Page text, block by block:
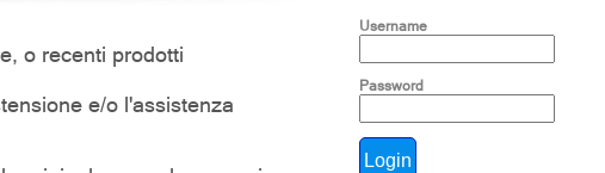
o recenti prodotti
e/o l'assistenza
Username
Password